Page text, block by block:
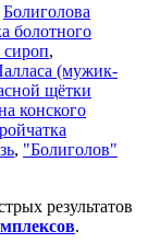
Болиголова
болотного
,
(мужик-
щётки
конского
, "Болиголов"
результатов
.